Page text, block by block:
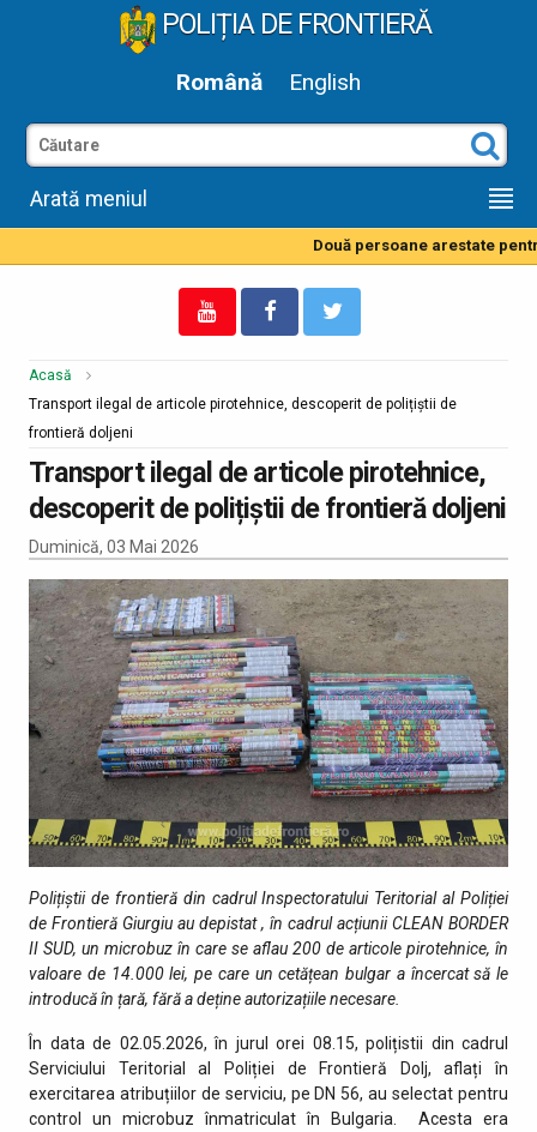
POLIȚIA DE FRONTIERĂ
Română English
Arată meniul
Două persoane arestate
Acasă
Transport ilegal de articole pirotehnice, descoperit de polițiștii de
frontieră doljeni
Transport ilegal de articole pirotehnice,
descoperit de polițiștii de frontieră doljeni
Duminică, 03 Mai 2026
Polițiștii de frontieră din cadrul Inspectoratului Teritorial al Poliției
de Frontieră Giurgiu au depistat , în cadrul acțiunii CLEAN BORDER
II SUD, un microbuz în care se aflau 200 de articole pirotehnice, în
valoare de 14.000 lei, pe care un cetățean bulgar a încercat să le
introducă în țară, fără a deține autorizațiile necesare.
În data de 02.05.2026, în jurul orei 08.15, polițistii din cadrul
Serviciului Teritorial al Poliției de Frontieră Dolj, aflați în
exercitarea atribuțiilor de serviciu, pe DN 56, au selectat pentru
control un microbuz înmatriculat în Bulgaria. Acesta era